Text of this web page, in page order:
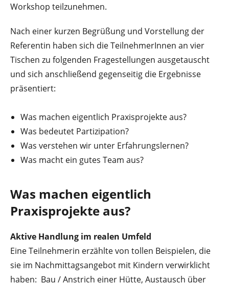
Workshop teilzunehmen.
Nach einer kurzen Begrüßung und Vorstellung der
Referentin haben sich die TeilnehmerInnen an vier
Tischen zu folgenden Fragestellungen ausgetauscht
und sich anschließend gegenseitig die Ergebnisse
präsentiert:
Was machen eigentlich Praxisprojekte aus?
Was bedeutet Partizipation?
Was verstehen wir unter Erfahrungslernen?
Was macht ein gutes Team aus?
Was machen eigentlich
Praxisprojekte aus?
Aktive Handlung im realen Umfeld
Eine Teilnehmerin erzählte von tollen Beispielen, die
sie im Nachmittagsangebot mit Kindern verwirklicht
haben: Bau / Anstrich einer Hütte, Austausch über